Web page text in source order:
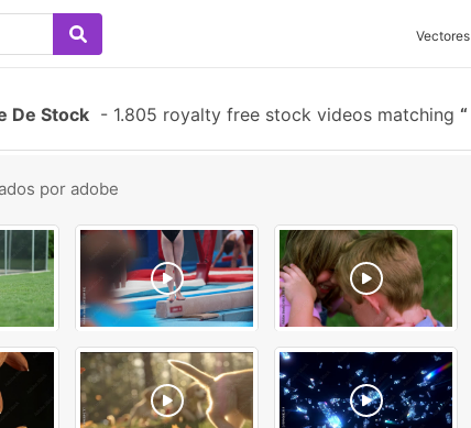
Vectores
De Stock - 1.805 royalty free stock videos matching
por adobe